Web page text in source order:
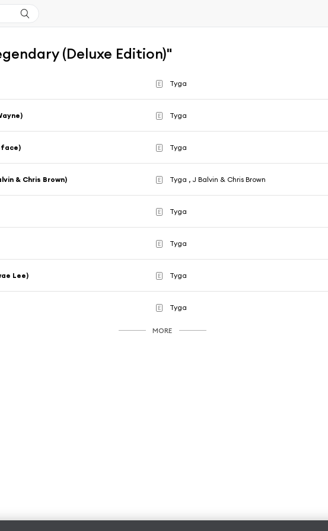
(Deluxe Edition)"
E Tyga
E Tyga
E Tyga
& Chris Brown) E Tyga , J Balvin & Chris Brown
E Tyga
E Tyga
Lee) E Tyga
E Tyga
MORE